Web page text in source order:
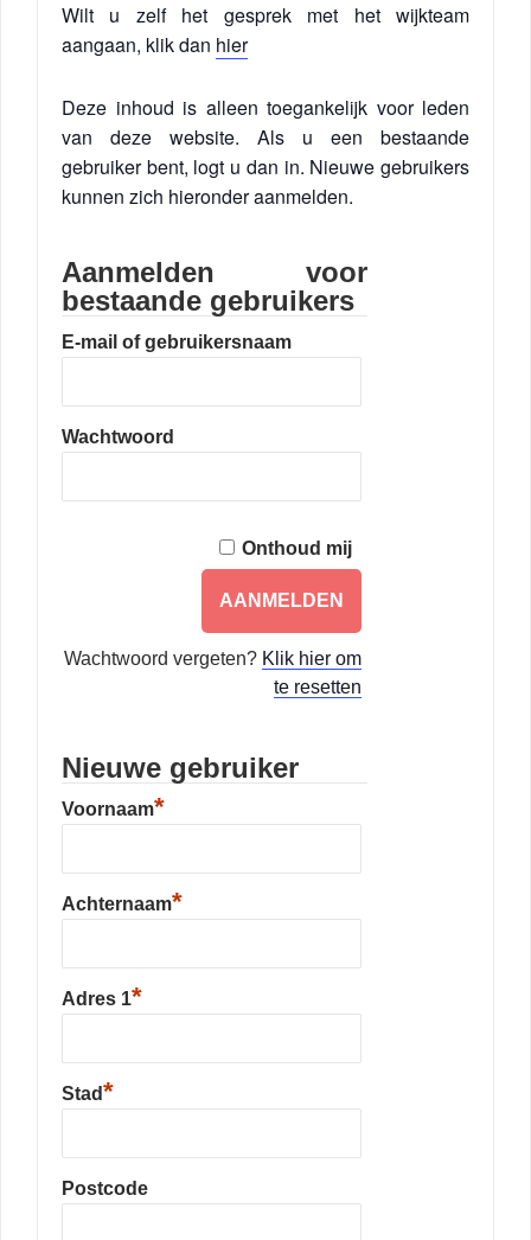
Wilt u zelf het gesprek met het wijkteam
aangaan, klik dan hier
Deze inhoud is alleen toegankelijk voor leden
van deze website. Als u een bestaande
gebruiker bent, logt u dan in. Nieuwe gebruikers
kunnen zich hieronder aanmelden.
Aanmelden voor
bestaande gebruikers
E-mail of gebruikersnaam
Wachtwoord
Onthoud mij
Wachtwoord vergeten? Klik hier om
te resetten
Nieuwe gebruiker
Voornaam*
Achternaam*
Adres 1*
Stad*
Postcode